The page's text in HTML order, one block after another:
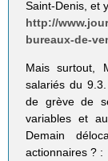
Saint-Denis, et
http://
bureaux-de-
Mais surtout,
salariés du
de grève de
variables et
Demain
actionnaires ? :